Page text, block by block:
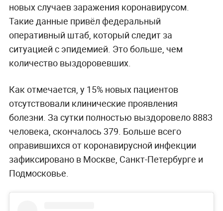
новых случаев заражения коронавирусом.
Такие данные привёл федеральный
оперативный штаб, который следит за
ситуацией с эпидемией. Это больше, чем
количество выздоровевших.
Как отмечается, у 15% новых пациентов
отсутствовали клинические проявления
болезни. За сутки полностью выздоровело 8883
человека, скончалось 379. Больше всего
оправившихся от коронавирусной инфекции
зафиксировано в Москве, Санкт-Петербурге и
Подмосковье.